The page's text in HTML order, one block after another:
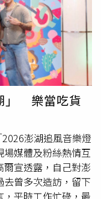
世界插畫大獎展
：2026年7月4日
週日 10:00－
：華山1914文化
翡冷翠文創事業股份
Ibon售票系統、博客
、KKTIX、
官方網站。
量、很爭氣。鄭麗
到花蓮、台東，都
；台中、南投、彰
出亮眼成績，擦亮
才是品質保證」，比
有溫度、很溫暖。鄭
特別提到呂玉玲委
委員平常都是知書
掘」，為了公理正
院也不是吃素的，
硬」。談到日前訪
演講時，許多學生
指出，有美國學者
評鄭麗文；也有智
」 樂當吃貨
澎湖追風音樂燈
媒體及粉絲熱情互
宣透露，自己對澎
曾多次造訪，留下
平時工作忙碌，最